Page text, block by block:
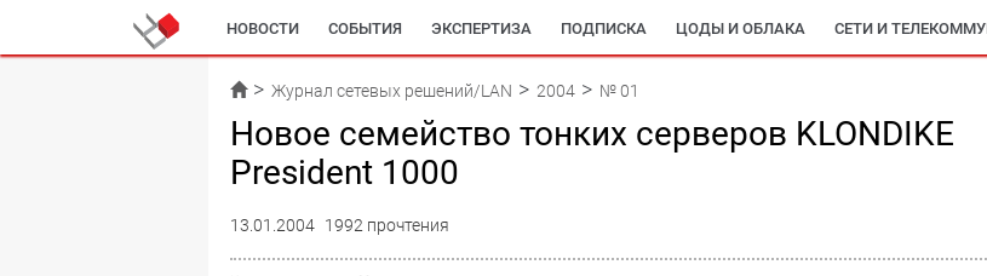
НОВОСТИ СОБЫТИЯ ЭКСПЕРТИЗА ПОДПИСКА ЦОДЫ И ОБЛАКА СЕТИ И
Журнал сетевых решений/LAN 2004 № 01
Новое семейство тонких серверов KLONDIKE
President 1000
13.01.2004 1992 прочтения